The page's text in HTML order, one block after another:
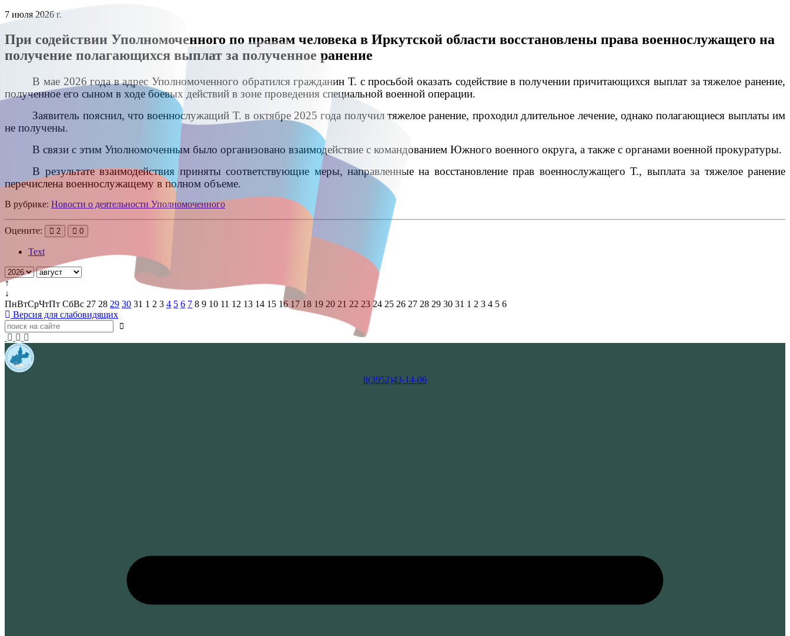
7 июля 2026 г.
При содействии Уполномоченного по правам человека в Иркутской области восстановлены права военнослужащего на
получение полагающихся выплат за полученное ранение
В мае 2026 года в адрес Уполномоченного обратился гражданин Т. с просьбой оказать содействие в получении причитающихся выплат за тяжелое ранение,
полученное его сыном в ходе боевых действий в зоне проведения специальной военной операции.
Заявитель пояснил, что военнослужащий Т. в октябре 2025 года получил тяжелое ранение, проходил длительное лечение, однако полагающиеся выплаты им
не получены.
В связи с этим Уполномоченным было организовано взаимодействие с командованием Южного военного округа, а также с органами военной прокуратуры.
В результате взаимодействия приняты соответствующие меры, направленные на восстановление прав военнослужащего Т., выплата за тяжелое ранение
перечислена военнослужащему в полном объеме.
В рубрике: Новости о деятельности Уполномоченного
Оцените: 2 0
Text
↑
↓
ПнВтСрЧтПт СбВс 27 28 29 30 31 1 2 3 4 5 6 7 8 9 10 11 12 13 14 15 16 17 18 19 20 21 22 23 24 25 26 27 28 29 30 31 1 2 3 4 5 6
Версия для слабовидящих
8(3952)43-14-06